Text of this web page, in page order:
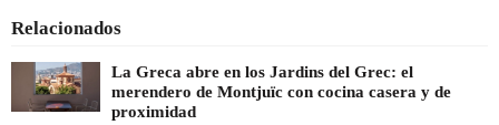
Relacionados
La Greca abre en los Jardins del Grec: el
merendero de Montjuïc con cocina casera y de
proximidad